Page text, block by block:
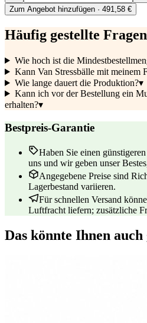
Zum Angebot hinzufügen · 491,58 €
Häufig gestellte Fragen
Wie hoch ist die
Kann Van Stressbälle mit meinem
Wie lange dauert die Produktion?▾
Kann ich vor der Bestellung ein
erhalten?▾
Bestpreis-Garantie
Haben Sie einen
uns und wir geben unser
Angegebene Preise sind
Lagerbestand variieren.
Für schnellen Versand
Luftfracht liefern; zusätzliche
Das könnte Ihnen